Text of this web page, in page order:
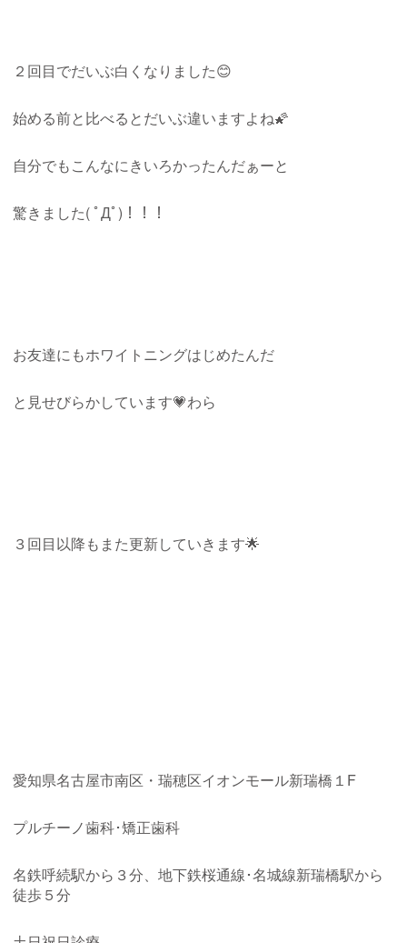
２回目でだいぶ白くなりました😊
始める前と比べるとだいぶ違いますよね🌠
自分でもこんなにきいろかったんだぁーと
驚きました( ﾟДﾟ)！！！
お友達にもホワイトニングはじめたんだ
と見せびらかしています💗わら
３回目以降もまた更新していきます🌟
愛知県名古屋市南区・瑞穂区イオンモール新瑞橋１F
プルチーノ歯科･矯正歯科
名鉄呼続駅から３分、地下鉄桜通線･名城線新瑞橋駅から
徒歩５分